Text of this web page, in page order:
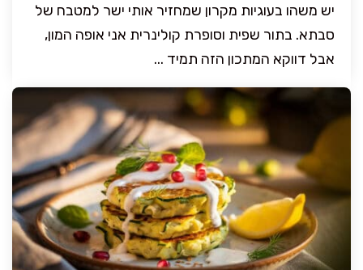
יש משהו בעוגיות מקרון שמחזיר אותי ישר למטבח של
סבתא. בתור שפית וסופרת קולינרית אני אופה המון,
אבל דווקא המתכון הזה תמיד ...